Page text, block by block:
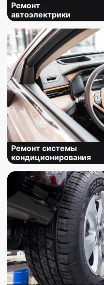
Ремонт
автоэлектрики
Ремонт системы
кондиционирования